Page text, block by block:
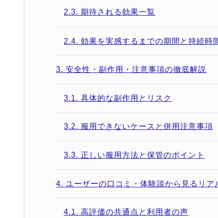
2.3. 期待される効果一覧
2.4. 効果を実感するまでの期間と持続時
3. 安全性・副作用・注意事項の徹底解説
3.1. 具体的な副作用とリスク
3.2. 服用できないケースと併用注意事項
3.3. 正しい服用方法と保管のポイント
4. ユーザーの口コミ・体験談から見るリア
4.1. 高評価の共通点と利用者の声